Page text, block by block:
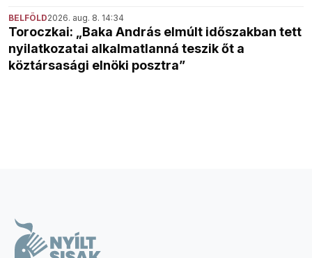
BELFÖLD2026. aug. 8. 14:34
Toroczkai: „Baka András elmúlt időszakban tett
nyilatkozatai alkalmatlanná teszik őt a
köztársasági elnöki posztra”